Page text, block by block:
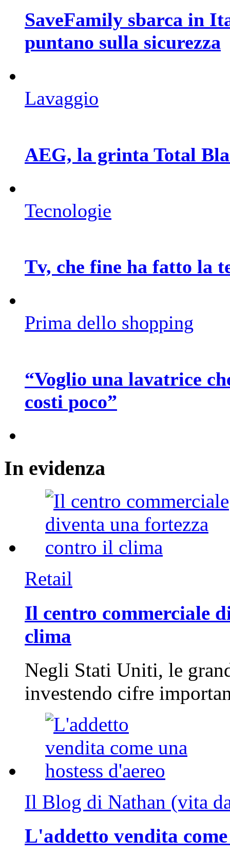
SaveFamily sbarca in
puntano sulla sicurezza
Lavaggio
AEG, la grinta Total
Tecnologie
Tv, che fine ha fatto la
Prima dello shopping
“Voglio una lavatrice
costi poco”
In evidenza
Retail
Il centro commerciale
clima
Negli Stati Uniti, le
investendo cifre
Il Blog di Nathan (vita
L'addetto vendita